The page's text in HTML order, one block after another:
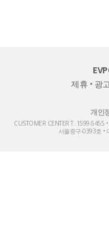
제휴 • 광
개인
CUSTOMER CENTER T. 1599-
서울중구-0393호 •